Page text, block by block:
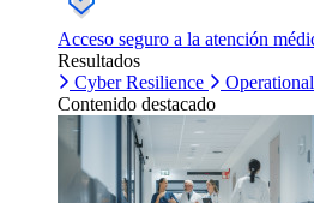
Acceso seguro a la atención
Resultados
Cyber Resilience
Contenido destacado